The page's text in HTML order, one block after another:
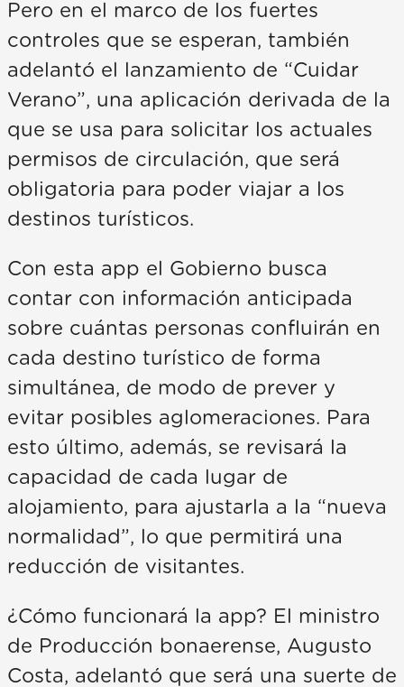
Pero en el marco de los fuertes
controles que se esperan, también
adelantó el lanzamiento de “Cuidar
Verano”, una aplicación derivada de la
que se usa para solicitar los actuales
permisos de circulación, que será
obligatoria para poder viajar a los
destinos turísticos.
Con esta app el Gobierno busca
contar con información anticipada
sobre cuántas personas confluirán en
cada destino turístico de forma
simultánea, de modo de prever y
evitar posibles aglomeraciones. Para
esto último, además, se revisará la
capacidad de cada lugar de
alojamiento, para ajustarla a la “nueva
normalidad”, lo que permitirá una
reducción de visitantes.
¿Cómo funcionará la app? El ministro
de Producción bonaerense, Augusto
Costa, adelantó que será una suerte de